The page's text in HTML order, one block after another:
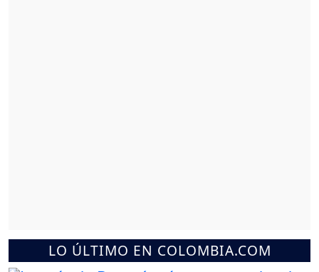
LO ÚLTIMO EN COLOMBIA.COM